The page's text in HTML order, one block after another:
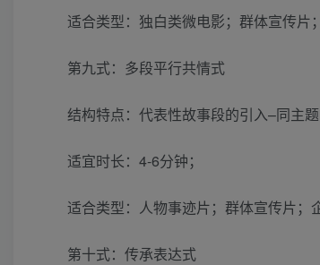
适合类型：独白类微电影；群体宣传片
第九式：多段平行共情式
结构特点：代表性故事段的引入–同主
适宜时长：4-6分钟；
适合类型：人物事迹片；群体宣传片；
第十式：传承表达式